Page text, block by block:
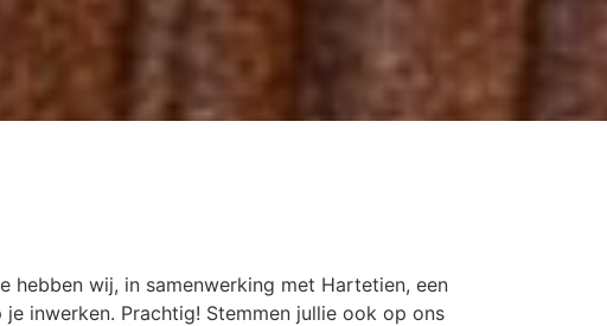
hebben wij, in samenwerking met Hartetien, een
inwerken. Prachtig! Stemmen jullie ook op ons